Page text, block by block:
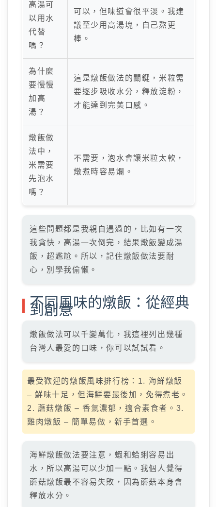
高湯可
以用水
代替
嗎？
可以，但味道會很平淡。我建
議至少用高湯塊，自己熬更
棒。
為什麼
要慢慢
加高
湯？
這是燉飯做法的關鍵，米粒需
要逐步吸收水分，釋放淀粉，
才能達到完美口感。
燉飯做
法中，
米需要
先泡水
嗎？
不需要，泡水會讓米粒太軟，
燉煮時容易爛。
這些問題都是我親自遇過的，比如有一次
我貪快，高湯一次倒完，結果燉飯變成湯
飯，超尷尬。所以，記住燉飯做法要耐
心，別學我偷懶。
不同風味的燉飯：從經典
到創意
燉飯做法可以千變萬化，我這裡列出幾種
台灣人最愛的口味，你可以試試看。
最受歡迎的燉飯風味排行榜：1. 海鮮燉飯
– 鮮味十足，但海鮮要最後加，免得煮老。
2. 蘑菇燉飯 – 香氣濃郁，適合素食者。3.
雞肉燉飯 – 簡單易做，新手首選。
海鮮燉飯做法要注意，蝦和蛤蜊容易出
水，所以高湯可以少加一點。我個人覺得
蘑菇燉飯最不容易失敗，因為蘑菇本身會
釋放水分。